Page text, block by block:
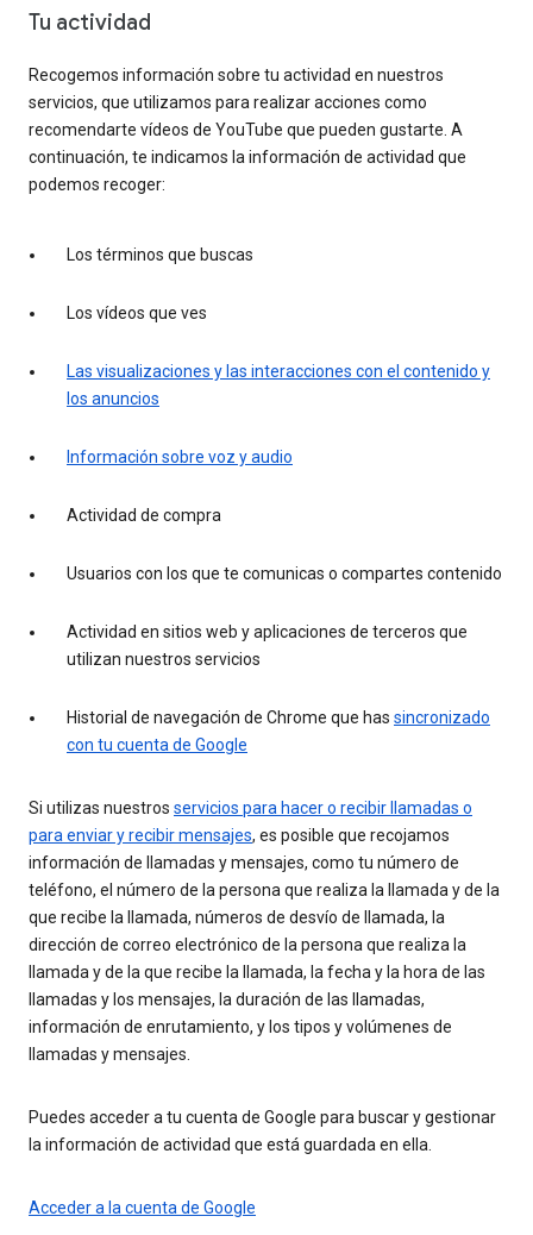
Tu actividad
Recogemos información sobre tu actividad en nuestros
servicios, que utilizamos para realizar acciones como
recomendarte vídeos de YouTube que pueden gustarte. A
continuación, te indicamos la información de actividad que
podemos recoger:
Los términos que buscas
Los vídeos que ves
Las visualizaciones y las interacciones con el contenido y
los anuncios
Información sobre voz y audio
Actividad de compra
Usuarios con los que te comunicas o compartes contenido
Actividad en sitios web y aplicaciones de terceros que
utilizan nuestros servicios
Historial de navegación de Chrome que has sincronizado
con tu cuenta de Google
Si utilizas nuestros servicios para hacer o recibir llamadas o
para enviar y recibir mensajes, es posible que recojamos
información de llamadas y mensajes, como tu número de
teléfono, el número de la persona que realiza la llamada y de la
que recibe la llamada, números de desvío de llamada, la
dirección de correo electrónico de la persona que realiza la
llamada y de la que recibe la llamada, la fecha y la hora de las
llamadas y los mensajes, la duración de las llamadas,
información de enrutamiento, y los tipos y volúmenes de
llamadas y mensajes.
Puedes acceder a tu cuenta de Google para buscar y gestionar
la información de actividad que está guardada en ella.
Acceder a la cuenta de Google